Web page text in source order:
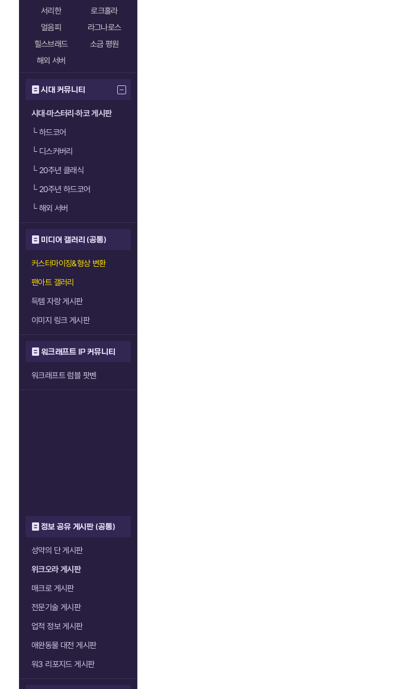
서리한
로크홀라
얼음피
라그나로스
힐스브래드
소금 평원
해외 서버
시대 커뮤니티
시대·마스터리·하코 게시판
└하드코어
└디스커버리
└20주년 클래식
└20주년 하드코어
└해외 서버
미디어 갤러리 (공통)
커스터마이징&형상 변환
팬아트 갤러리
득템 자랑 게시판
이미지 링크 게시판
워크래프트 IP 커뮤니티
워크래프트 럼블 팟벤
정보 공유 게시판 (공통)
성약의 단 게시판
위크오라 게시판
매크로 게시판
전문기술 게시판
업적 정보 게시판
애완동물 대전 게시판
워3 리포지드 게시판